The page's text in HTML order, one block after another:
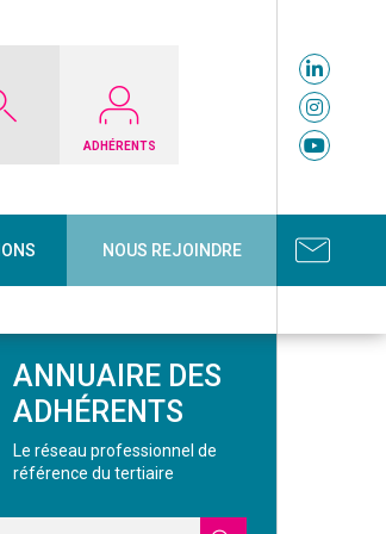
ADHÉRENTS
NOUS REJOINDRE
ANNUAIRE DES
ADHÉRENTS
Le réseau professionnel de
référence du tertiaire